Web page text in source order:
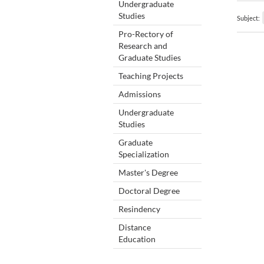
Undergraduate
Studies
Pro-Rectory of
Research and
Graduate Studies
Teaching Projects
Admissions
Undergraduate
Studies
Graduate
Specialization
Master's Degree
Doctoral Degree
Resindency
Distance
Education
Subject: